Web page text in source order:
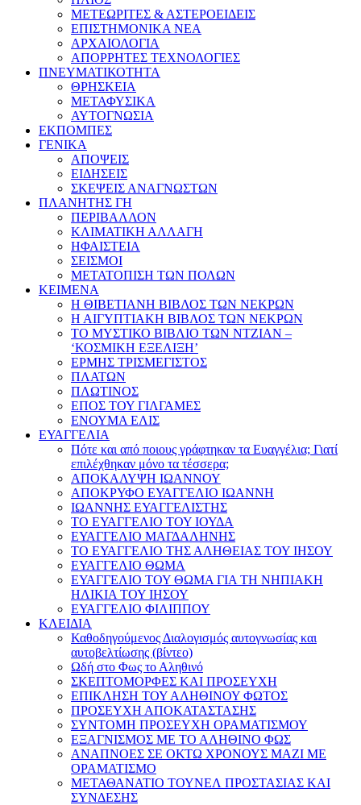
ΜΕΤΕΩΡΙΤΕΣ & ΑΣΤΕΡΟΕΙΔΕΙΣ
ΕΠΙΣΤΗΜΟΝΙΚΑ ΝΕΑ
ΑΡΧΑΙΟΛΟΓΙΑ
ΑΠΟΡΡΗΤΕΣ ΤΕΧΝΟΛΟΓΙΕΣ
ΠΝΕΥΜΑΤΙΚΟΤΗΤΑ
ΘΡΗΣΚΕΙΑ
ΜΕΤΑΦΥΣΙΚΑ
ΑΥΤΟΓΝΩΣΙΑ
ΕΚΠΟΜΠΕΣ
ΓΕΝΙΚΑ
ΑΠΟΨΕΙΣ
ΕΙΔΗΣΕΙΣ
ΣΚΕΨΕΙΣ ΑΝΑΓΝΩΣΤΩΝ
ΠΛΑΝΗΤΗΣ ΓΗ
ΠΕΡΙΒΑΛΛΟΝ
ΚΛΙΜΑΤΙΚΗ ΑΛΛΑΓΗ
ΗΦΑΙΣΤΕΙΑ
ΣΕΙΣΜΟΙ
ΜΕΤΑΤΟΠΙΣΗ ΤΩΝ ΠΟΛΩΝ
ΚΕΙΜΕΝΑ
Η ΘΙΒΕΤΙΑΝΗ ΒΙΒΛΟΣ ΤΩΝ ΝΕΚΡΩΝ
Η ΑΙΓΥΠΤΙΑΚΗ ΒΙΒΛΟΣ ΤΩΝ ΝΕΚΡΩΝ
ΤΟ ΜΥΣΤΙΚΟ ΒΙΒΛΙΟ ΤΩΝ ΝΤΖΙΑΝ –
‘ΚΟΣΜΙΚΗ ΕΞΕΛΙΞΗ’
ΕΡΜΗΣ ΤΡΙΣΜΕΓΙΣΤΟΣ
ΠΛΑΤΩΝ
ΠΛΩΤΙΝΟΣ
ΕΠΟΣ ΤΟΥ ΓΙΛΓΑΜΕΣ
ΕΝΟΥΜΑ ΕΛΙΣ
ΕΥΑΓΓΕΛΙΑ
Πότε και από ποιους γράφτηκαν τα Ευαγγέλια; Γιατί
επιλέχθηκαν μόνο τα τέσσερα;
ΑΠΟΚΑΛΥΨΗ ΙΩΑΝΝΟΥ
ΑΠΟΚΡΥΦΟ ΕΥΑΓΓΕΛΙΟ ΙΩΑΝΝΗ
ΙΩΑΝΝΗΣ ΕΥΑΓΓΕΛΙΣΤΗΣ
ΤΟ ΕΥΑΓΓΕΛΙΟ ΤΟΥ ΙΟΥΔΑ
ΕΥΑΓΓΕΛΙΟ ΜΑΓΔΑΛΗΝΗΣ
ΤΟ ΕΥΑΓΓΕΛΙΟ ΤΗΣ ΑΛΗΘΕΙΑΣ ΤΟΥ ΙΗΣΟΥ
ΕΥΑΓΓΕΛΙΟ ΘΩΜΑ
ΕΥΑΓΓΕΛΙΟ ΤΟΥ ΘΩΜΑ ΓΙΑ ΤΗ ΝΗΠΙΑΚΗ
ΗΛΙΚΙΑ ΤΟΥ ΙΗΣΟΥ
ΕΥΑΓΓΕΛΙΟ ΦΙΛΙΠΠΟΥ
ΚΛΕΙΔΙΑ
Καθοδηγούμενος Διαλογισμός αυτογνωσίας και
αυτοβελτίωσης (βίντεο)
Ωδή στο Φως το Αληθινό
ΣΚΕΠΤΟΜΟΡΦΕΣ ΚΑΙ ΠΡΟΣΕΥΧΗ
ΕΠΙΚΛΗΣΗ ΤΟΥ ΑΛΗΘΙΝΟΥ ΦΩΤΟΣ
ΠΡΟΣΕΥΧΗ ΑΠΟΚΑΤΑΣΤΑΣΗΣ
ΣΥΝΤΟΜΗ ΠΡΟΣΕΥΧΗ ΟΡΑΜΑΤΙΣΜΟΥ
ΕΞΑΓΝΙΣΜΟΣ ΜΕ ΤΟ ΑΛΗΘΙΝΟ ΦΩΣ
ΑΝΑΠΝΟΕΣ ΣΕ ΟΚΤΩ ΧΡΟΝΟΥΣ ΜΑΖΙ ΜΕ
ΟΡΑΜΑΤΙΣΜΟ
ΜΕΤΑΘΑΝΑΤΙΟ ΤΟΥΝΕΛ ΠΡΟΣΤΑΣΙΑΣ ΚΑΙ
ΣΥΝΔΕΣΗΣ